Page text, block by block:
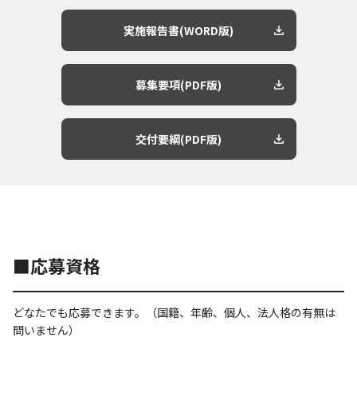
実施報告書(WORD版)
募集要項(PDF版)
交付要綱(PDF版)
■応募資格
どなたでも応募できます。（国籍、年齢、個人、法人格の有無は
問いません）